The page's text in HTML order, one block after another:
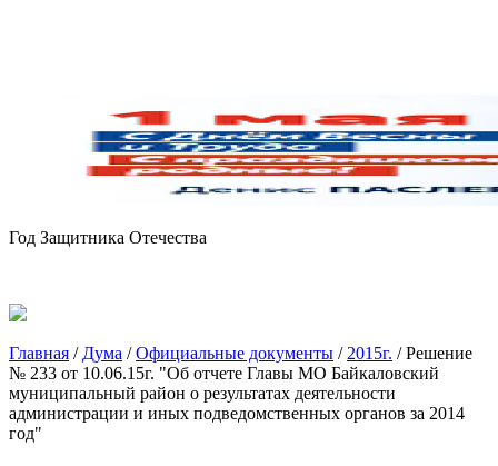
Год Защитника Отечества
Главная / Дума /Официальные документы / 2015г. /Решение
№ 233 от 10.06.15г. "Об отчете Главы МО Байкаловский
муниципальный район о результатах деятельности
администрации и иных подведомственных органов за 2014
год"